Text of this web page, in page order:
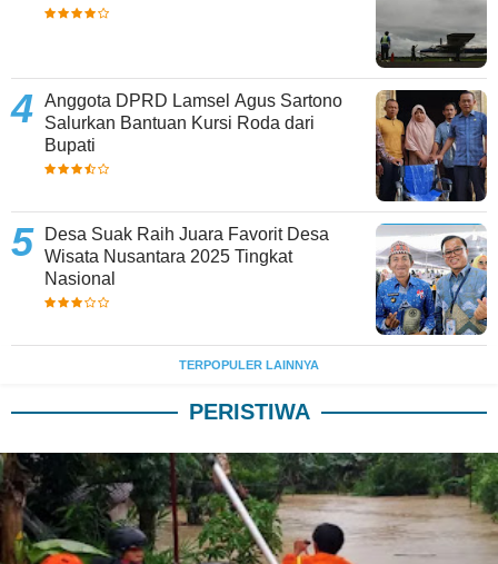
Anggota DPRD Lamsel Agus Sartono
Salurkan Bantuan Kursi Roda dari
Bupati
Desa Suak Raih Juara Favorit Desa
Wisata Nusantara 2025 Tingkat
Nasional
TERPOPULER LAINNYA
PERISTIWA